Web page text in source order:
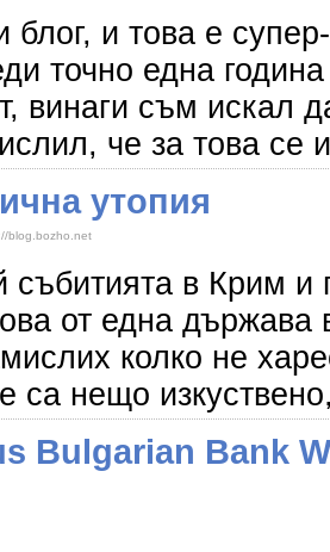
и това е
точно една
винаги съм искал
че за това се
утопия
blog.bozho.net
в Крим и
от една държава
колко не
са нещо
Bulgarian Bank